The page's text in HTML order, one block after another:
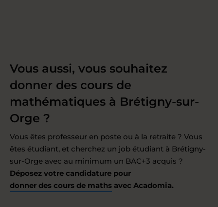
Vous aussi, vous souhaitez
donner des cours de
mathématiques à Brétigny-sur-
Orge ?
Vous êtes professeur en poste ou à la retraite ? Vous
êtes étudiant, et cherchez un job étudiant à Brétigny-
sur-Orge avec au minimum un BAC+3 acquis ?
Déposez votre candidature pour
donner des cours de maths avec Acadomia.